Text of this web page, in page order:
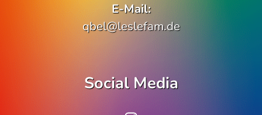
E-Mail:
qbel@leslefam.de
Social Media